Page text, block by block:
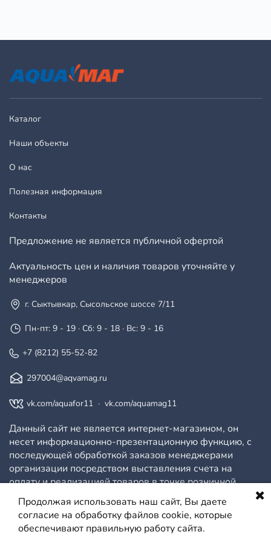
Каталог
Наши объекты
О нас
Полезная информация
Контакты
Предложение не является публичной офертой
Актуальность цен и наличия товаров уточняйте у
менеджеров
г. Сыктывкар, Сысольское шоссе 7/11
Пн-пт: 9 - 19 · Сб: 9 - 18 · Вс: 9 - 16
+7 (8212) 55-52-82
297004@aqvamag.ru
vk.com/aquafor11 · vk.com/aquamag11
Данный сайт не является интернет-магазином, он
несет информационно-презентационную функцию, с
последующей обработкой заказов менеджерами
организации посредством выставления счета на
оплату и реализацией товаров в точке розничной
продажи.
Продолжая использовать наш сайт, Вы даете
согласие на обработку файлов cookie, которые
обеспечивают правильную работу сайта.